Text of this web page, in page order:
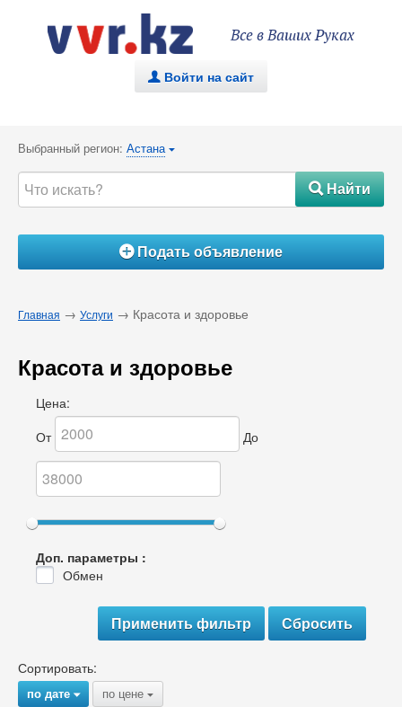
Все в Ваших Руках
. Войти на сайт
Выбранный регион: Астана {
#Найти
ÁПодать объявление
Главная → Услуги → Красота и здоровье
Красота и здоровье
Цена:
От
До
Доп. параметры :
Обмен
Сортировать:
по дате{ по цене {